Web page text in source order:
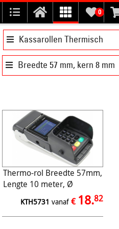
0
Kassarollen Thermisch
Breedte 57 mm, kern 8 mm
Thermo-rol Breedte 57mm,
Lengte 10 meter, Ø
30/8mm, 48gr (50/ds)
KTH5731 vanaf € 18.82